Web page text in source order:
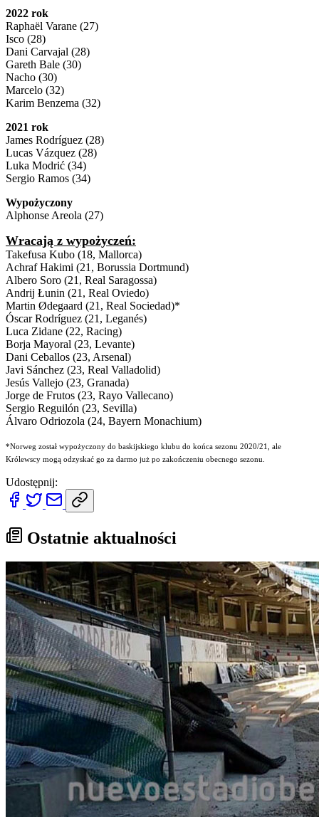
2022 rok
Raphaël Varane (27)
Isco (28)
Dani Carvajal (28)
Gareth Bale (30)
Nacho (30)
Marcelo (32)
Karim Benzema (32)
2021 rok
James Rodríguez (28)
Lucas Vázquez (28)
Luka Modrić (34)
Sergio Ramos (34)
Wypożyczony
Alphonse Areola (27)
Wracają z wypożyczeń:
Takefusa Kubo (18, Mallorca)
Achraf Hakimi (21, Borussia Dortmund)
Albero Soro (21, Real Saragossa)
Andrij Łunin (21, Real Oviedo)
Martin Ødegaard (21, Real Sociedad)*
Óscar Rodríguez (21, Leganés)
Luca Zidane (22, Racing)
Borja Mayoral (23, Levante)
Dani Ceballos (23, Arsenal)
Javi Sánchez (23, Real Valladolid)
Jesús Vallejo (23, Granada)
Jorge de Frutos (23, Rayo Vallecano)
Sergio Reguilón (23, Sevilla)
Álvaro Odriozola (24, Bayern Monachium)
*Norweg został wypożyczony do baskijskiego klubu do końca sezonu 2020/21, ale
Królewscy mogą odzyskać go za darmo już po zakończeniu obecnego sezonu.
Udostępnij:
Ostatnie aktualności